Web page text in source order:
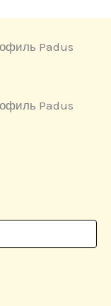
Padus
Padus